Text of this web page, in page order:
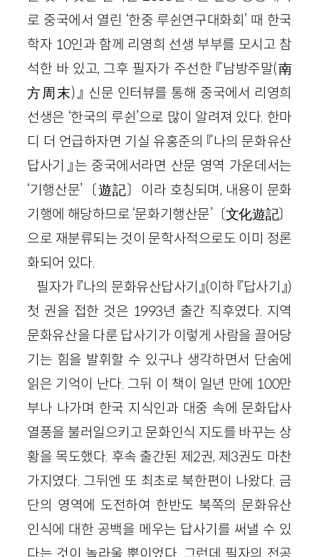
로 중국에서 열린 ‘한중 루쉰연구대화회’ 때 한국
학자 10인과 함께 리영희 선생 부부를 모시고 참
석한 바 있고, 그후 필자가 주선한 『남방주말(南
方周末)』 신문 인터뷰를 통해 중국에서 리영희
선생은 ‘한국의 루쉰’으로 많이 알려져 있다. 한마
디 더 언급하자면 기실 유홍준의 『나의 문화유산
답사기』는 중국에서라면 산문 영역 가운데서는
‘기행산문’〔遊記〕이라 호칭되며, 내용이 문화
기행에 해당하므로 ‘문화기행산문’〔文化遊記〕
으로 재분류되는 것이 문학사적으로도 이미 정론
화되어 있다.
필자가 『나의 문화유산답사기』(이하 『답사기』)
첫 권을 접한 것은 1993년 출간 직후였다. 지역
문화유산을 다룬 답사기가 이렇게 사람을 끌어당
기는 힘을 발휘할 수 있구나 생각하면서 단숨에
읽은 기억이 난다. 그뒤 이 책이 일년 만에 100만
부나 나가며 한국 지식인과 대중 속에 문화답사
열풍을 불러일으키고 문화인식 지도를 바꾸는 상
황을 목도했다. 후속 출간된 제2권, 제3권도 마찬
가지였다. 그뒤엔 또 최초로 북한편이 나왔다. 금
단의 영역에 도전하여 한반도 북쪽의 문화유산
인식에 대한 공백을 메우는 답사기를 써낼 수 있
다는 것이 놀라울 뿐이었다. 그런데 필자의 전공